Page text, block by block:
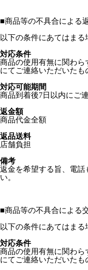
■商品等の不具合による
以下の条件にあてはまる
対応条件
商品の使用有無に関わ
にてご連絡いただいたも
対応可能期間
商品到着後7日以内にご
返金額
商品代金全額
返品送料
店舗負担
備考
返金を希望する旨、電話
い。
■商品等の不具合による
以下の条件にあてはまる
対応条件
商品の使用有無に関わ
にてご連絡いただいたも